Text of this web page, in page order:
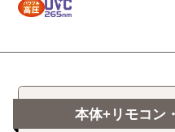
本体+リモコン